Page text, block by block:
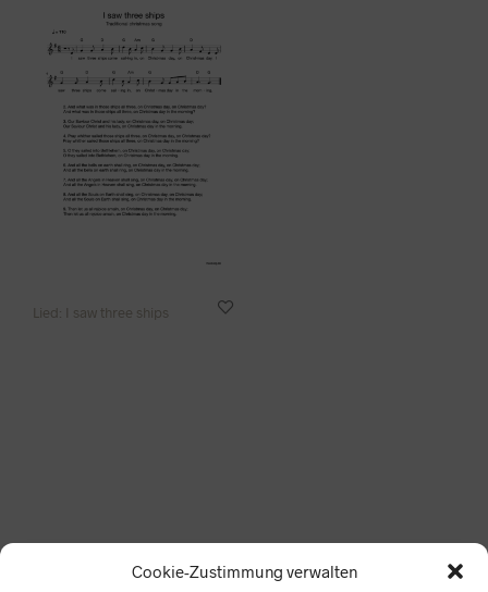
Cookie-Zustimmung verwalten
Lied: I saw three ships
Alle hier aufgeführten Lieder und Materialien stellen wir